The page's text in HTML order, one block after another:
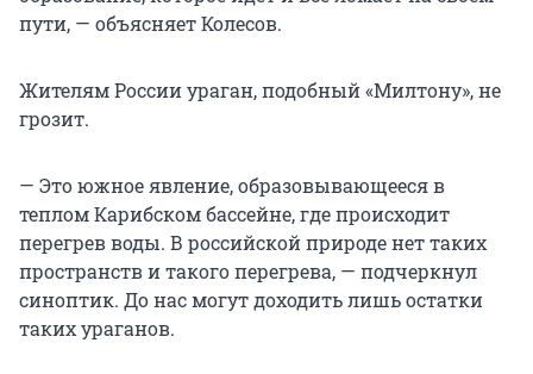
пути, — объясняет Колесов.
Жителям России ураган, подобный «Милтону», не
грозит.
— Это южное явление, образовывающееся в
теплом Карибском бассейне, где происходит
перегрев воды. В российской природе нет таких
пространств и такого перегрева, — подчеркнул
синоптик. До нас могут доходить лишь остатки
таких ураганов.